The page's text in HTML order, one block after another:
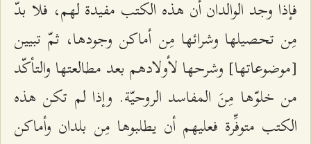
فإذا وجد الوالدان أن هذه الكتب مفيدة لهم، فلا بدّ
مِن تحصيلها وشرائها مِن أماكن وجودها، ثمّ تبيين
[موضوعاتها] وشرحها لأولادهم بعد مطالعتها والتأكّد
من خلوّها مِنَ المفاسد الروحيّة. وإذا لم تكن هذه
الكتب متوفِّرة فعليهم أن يطلبوها مِن بلدان وأماكن